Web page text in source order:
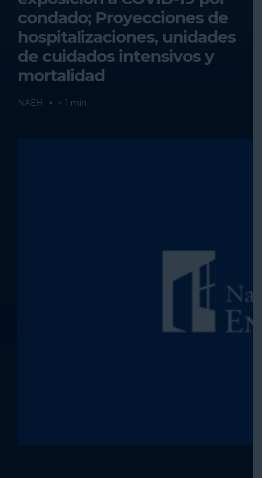
condado; Proyecciones de
hospitalizaciones, unidades
de cuidados intensivos y
mortalidad
NAEH < 1 min